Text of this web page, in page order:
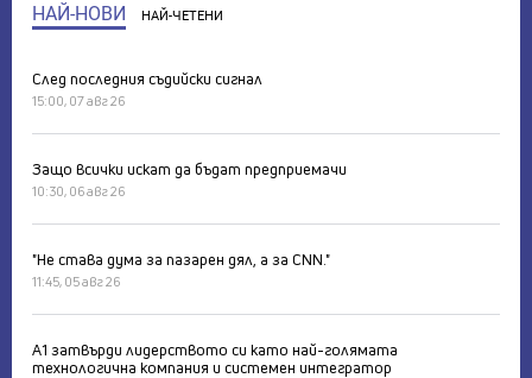
НАЙ-НОВИ НАЙ-ЧЕТЕНИ
След последния съдийски сигнал
15:00, 07 авг 26
Защо всички искат да бъдат предприемачи
10:30, 06 авг 26
"Не става дума за пазарен дял, а за CNN."
11:45, 05 авг 26
А1 затвърди лидерството си като най-голямата
технологична компания и системен интегратор